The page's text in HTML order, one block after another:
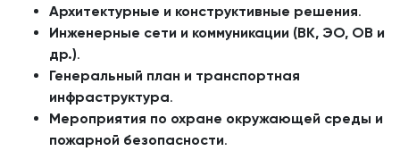
Архитектурные и конструктивные решения.
Инженерные сети и коммуникации (ВК, ЭО, ОВ и
др.).
Генеральный план и транспортная
инфраструктура.
Мероприятия по охране окружающей среды и
пожарной безопасности.